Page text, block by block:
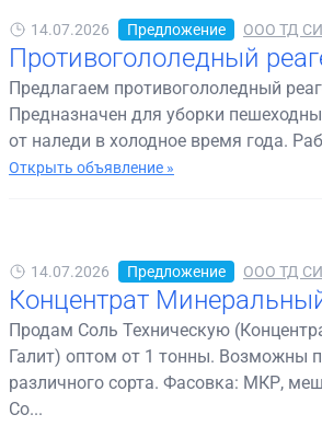
14.07.2026 Предложение ООО ТД
Противогололедный
Предлагаем противогололедный
Предназначен для уборки
от наледи в холодное время года.
Открыть объявление »
14.07.2026 Предложение ООО ТД
Концентрат
Продам Соль Техническую
Галит) оптом от 1 тонны. Возможны
различного сорта. Фасовка: МКР,
Со...